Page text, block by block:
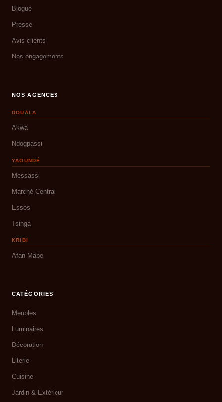
Blogue
Presse
Avis clients
Nos engagements
NOS AGENCES
DOUALA
Akwa
Ndogpassi
YAOUNDÉ
Messassi
Marché Central
Essos
Tsinga
KRIBI
Afan Mabe
CATÉGORIES
Meubles
Luminaires
Décoration
Literie
Cuisine
Jardin & Extérieur